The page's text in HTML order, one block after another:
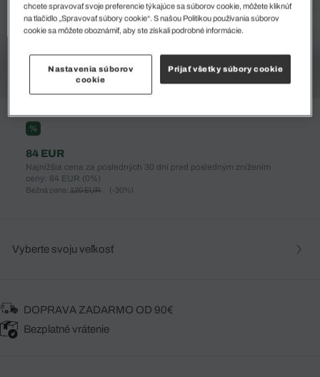
%
84 EUR
Najnižšia cena za posledných 30 dní pred posledným znížením
ceny: 84 EUR (0%)
Bežná cena: 120 EUR (-30%)
Vyberte svoju veľkosť
DOPRAVA ZADARMO OD 90€
Bezplatné vrátenie
chcete spravovať svoje preferencie týkajúce sa súborov cookie, môžete kliknúť
na tlačidlo „Spravovať súbory cookie“. S našou Politikou používania súborov
cookie sa môžete oboznámiť, aby ste získali podrobné informácie.
Nastavenia súborov
cookie
Prijať všetky súbory cookie